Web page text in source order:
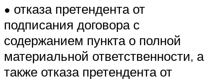
• отказа претендента от
подписания договора с
содержанием пункта о полной
материальной ответственности, а
также отказа претендента от